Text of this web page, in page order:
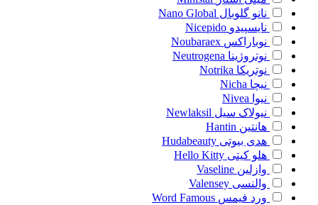
نانو گلوبال Nano Global
نایسپیدو Nicepido
نوباراکس Noubaraex
نوتروژینا Neutrogena
نوتریکا Notrika
نیچا Nicha
نیوا Nivea
نیولاک سیل Newlaksil
هانتین Hantin
هدی بیوتی Hudabeauty
هلو کیتی Hello Kitty
وازلین Vaseline
والنسی Valensey
ورد فیمس Word Famous